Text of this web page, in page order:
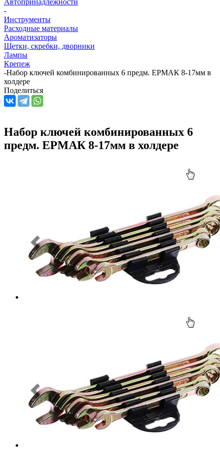
-
Инструменты
Расходные материалы
Ароматизаторы
Щетки, скребки, дворники
Лампы
Крепеж
-Набор ключей комбинированных 6 предм. ЕРМАК 8-17мм в
холдере
Поделиться
Набор ключей комбинированных 6
предм. ЕРМАК 8-17мм в холдере